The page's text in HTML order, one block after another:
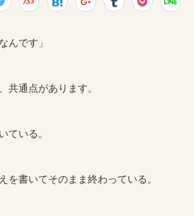
んです」
共通点があります。
ている。
を書いてそのまま終わっている。